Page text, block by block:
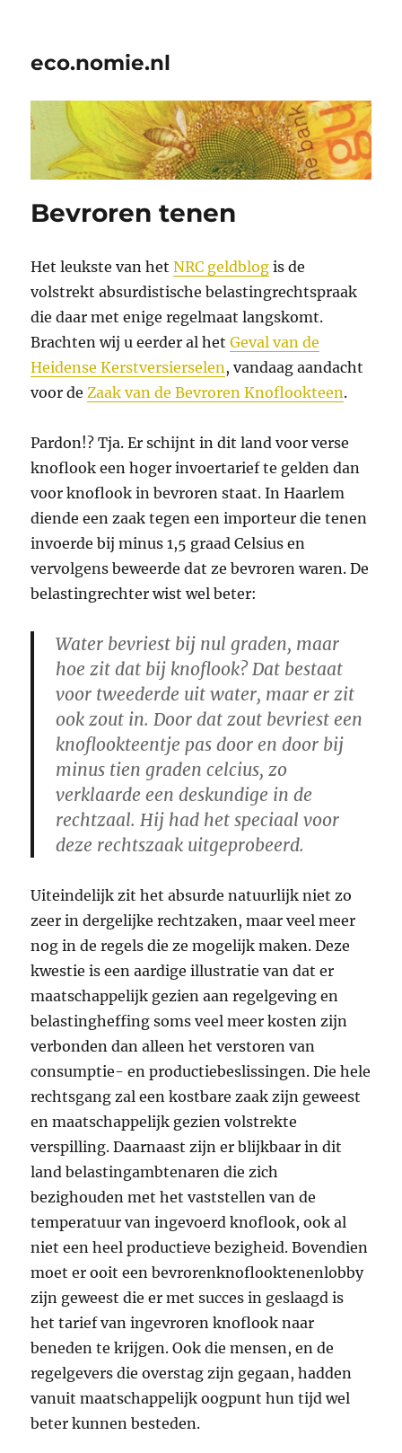
eco.nomie.nl
Bevroren tenen
Het leukste van hetNRC geldblog is de
volstrekt absurdistische belastingrechtspraak
die daar met enige regelmaat langskomt.
Brachten wij u eerder al hetGeval van de
Heidense Kerstversierselen, vandaag aandacht
voor deZaak van de Bevroren Knoflookteen.
Pardon!? Tja. Er schijnt in dit land voor verse
knoflook een hoger invoertarief te gelden dan
voor knoflook in bevroren staat. In Haarlem
diende een zaak tegen een importeur die tenen
invoerde bij minus 1,5 graad Celsius en
vervolgens beweerde dat ze bevroren waren. De
belastingrechter wist wel beter:
Water bevriest bij nul graden, maar
hoe zit dat bij knoflook? Dat bestaat
voor tweederde uit water, maar er zit
ook zout in. Door dat zout bevriest een
knoflookteentje pas door en door bij
minus tien graden celcius, zo
verklaarde een deskundige in de
rechtzaal. Hij had het speciaal voor
deze rechtszaak uitgeprobeerd.
Uiteindelijk zit het absurde natuurlijk niet zo
zeer in dergelijke rechtzaken, maar veel meer
nog in de regels die ze mogelijk maken. Deze
kwestie is een aardige illustratie van dat er
maatschappelijk gezien aan regelgeving en
belastingheffing soms veel meer kosten zijn
verbonden dan alleen het verstoren van
consumptie- en productiebeslissingen. Die hele
rechtsgang zal een kostbare zaak zijn geweest
en maatschappelijk gezien volstrekte
verspilling. Daarnaast zijn er blijkbaar in dit
land belastingambtenaren die zich
bezighouden met het vaststellen van de
temperatuur van ingevoerd knoflook, ook al
niet een heel productieve bezigheid. Bovendien
moet er ooit een bevrorenknoflooktenenlobby
zijn geweest die er met succes in geslaagd is
het tarief van ingevroren knoflook naar
beneden te krijgen. Ook die mensen, en de
regelgevers die overstag zijn gegaan, hadden
vanuit maatschappelijk oogpunt hun tijd wel
beter kunnen besteden.